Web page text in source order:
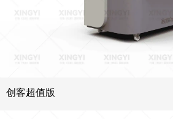
创客超值版